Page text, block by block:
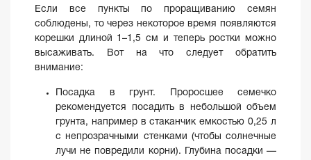
Если все пункты по проращиванию семян
соблюдены, то через некоторое время появляются
корешки длиной 1–1,5 см и теперь ростки можно
высаживать. Вот на что следует обратить
внимание:
Посадка в грунт. Проросшее семечко
рекомендуется посадить в небольшой объем
грунта, например в стаканчик емкостью 0,25 л
с непрозрачными стенками (чтобы солнечные
лучи не повредили корни). Глубина посадки —